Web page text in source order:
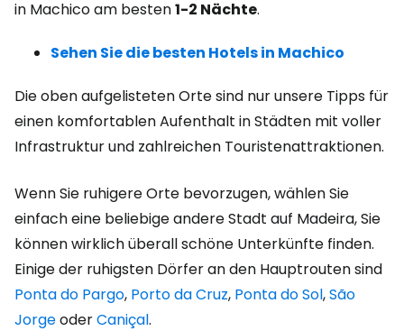
in Machico am besten1-2 Nächte.
Sehen Sie die besten Hotels in Machico
Die oben aufgelisteten Orte sind nur unsere Tipps für
einen komfortablen Aufenthalt in Städten mit voller
Infrastruktur und zahlreichen Touristenattraktionen.
Wenn Sie ruhigere Orte bevorzugen, wählen Sie
einfach eine beliebige andere Stadt auf Madeira, Sie
können wirklich überall schöne Unterkünfte finden.
Einige der ruhigsten Dörfer an den Hauptrouten sind
Ponta do Pargo, Porto da Cruz, Ponta do Sol,São
JorgeoderCaniçal.